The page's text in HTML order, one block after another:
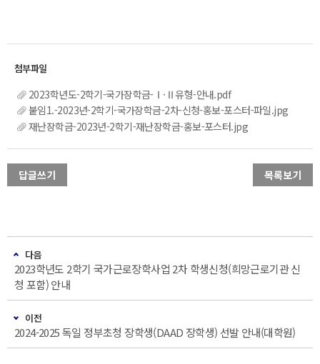
2023학년도-2학기-국가장학금-Ⅰ·Ⅱ유형-안내.pdf
붙임1.-2023년-2학기-국가장학금-2차-신청-홍보-포스터-파일.jpg
재난장학금-2023년-2학기-재난장학금-홍보-포스터.jpg
답글쓰기 목록보기
다음
2023학년도 2학기 국가근로장학사업 2차 학생신청(희망근로기관 신
청 포함) 안내
이전
2024-2025 독일 정부초청 장학생(DAAD 장학생) 선발 안내(대학원)